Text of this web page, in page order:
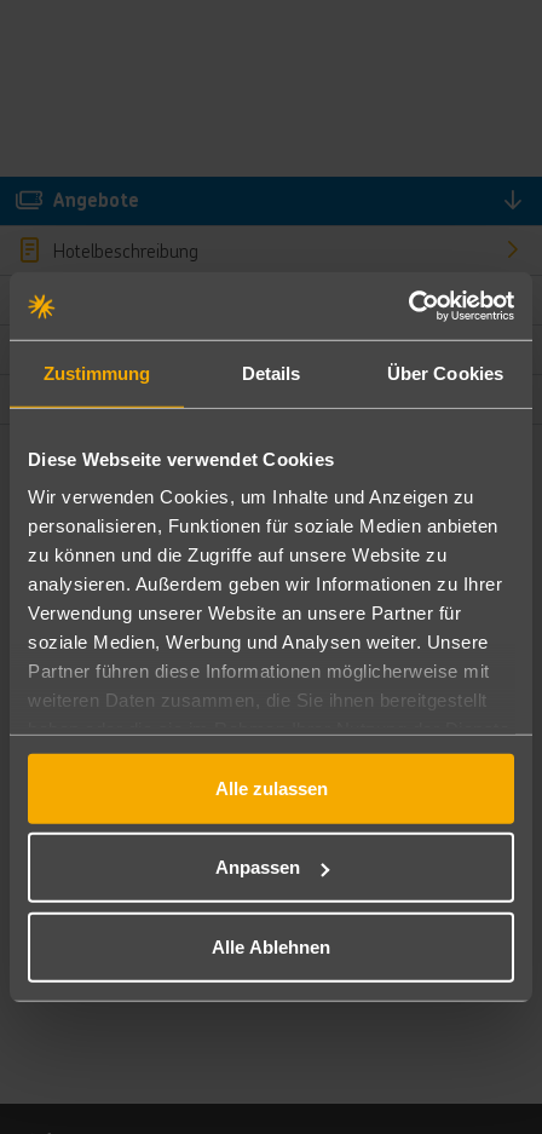
Zustimmung Details Über Cookies
Diese Webseite verwendet Cookies
Wir verwenden Cookies, um Inhalte und Anzeigen zu
personalisieren, Funktionen für soziale Medien anbieten
zu können und die Zugriffe auf unsere Website zu
analysieren. Außerdem geben wir Informationen zu Ihrer
Verwendung unserer Website an unsere Partner für
soziale Medien, Werbung und Analysen weiter. Unsere
Partner führen diese Informationen möglicherweise mit
weiteren Daten zusammen, die Sie ihnen bereitgestellt
gesammelt haben.
Alle zulassen
Anpassen
Alle Ablehnen
Angebote
Hotelbeschreibung
Bewertungen
Ändere die Kriterien nach deinen Wünschen
Pauschal Nur Hotel
Abflughafen
Alle Abflughäfen
09.08.26–07.08.27 7-21 Nächte
Mehr Filter anzeigen